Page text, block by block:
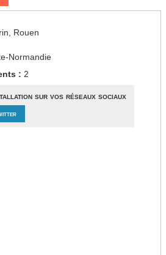
Rouen
Normandie
: 2
sur vos réseaux sociaux